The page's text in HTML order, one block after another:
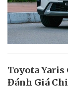
Toyota Yaris
Đánh Giá